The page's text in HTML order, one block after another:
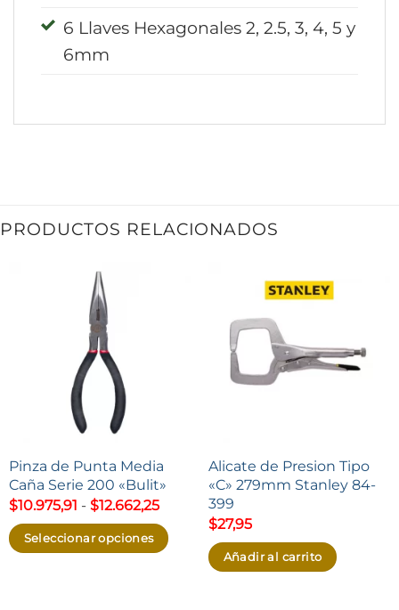
6 Llaves Hexagonales 2, 2.5, 3, 4, 5 y
6mm
PRODUCTOS RELACIONADOS
Pinza de Punta Media
Caña Serie 200 «Bulit»
$10.975,91 - $12.662,25Rango
precios:
desde
$10.975,91
Seleccionar opciones
Alicate de Presion Tipo
«C» 279mm Stanley 84-
399
$27,95
Añadir al carrito